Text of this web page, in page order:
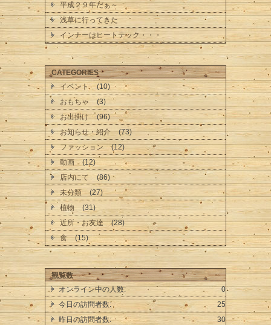
平成２９年だぁ～
浅草に行ってきた
インナーはヒートテック・・・
CATEGORIES
イベント
(10)
おもちゃ
(3)
お出掛け
(96)
お知らせ・紹介
(73)
ファッション
(12)
動画
(12)
店内にて
(86)
未分類
(27)
植物
(31)
近所・お友達
(28)
食
(15)
観覧数
0
オンライン中の人数:
25
今日の訪問者数:
30
昨日の訪問者数: